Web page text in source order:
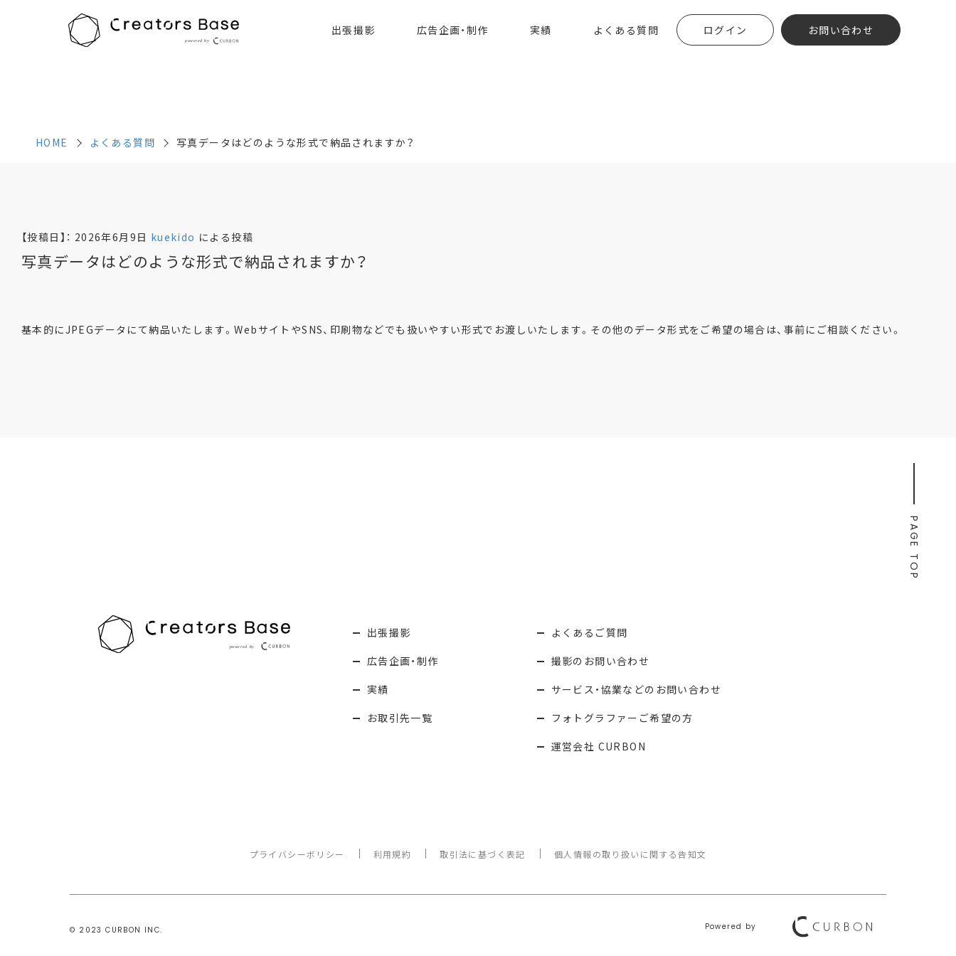
出張撮影 広告企画・制作 実績 よくある質問 ログイン お問い合わせ
よくある質問 写真データはどのような形式で納品されますか？
HOME よくある質問 写真データはどのような形式で納品されますか？
【投稿日】： 2026年6月9日 kuekido による投稿
写真データはどのような形式で納品されますか？
基本的にJPEGデータにて納品いたします。WebサイトやSNS、印刷物などでも扱いやすい形式でお渡しいたします。その他のデータ形式をご希望の場合は、事前にご相談ください。
PAGE TOP
出張撮影
広告企画・制作
実績
お取引先一覧
よくあるご質問
撮影のお問い合わせ
サービス・協業などのお問い合わせ
フォトグラファーご希望の方
運営会社 CURBON
プライバシーボリシー 利用規約 取引法に基づく表記 個人情報の取り扱いに関する告知文
©️ 2023 CURBON INC. Powered by